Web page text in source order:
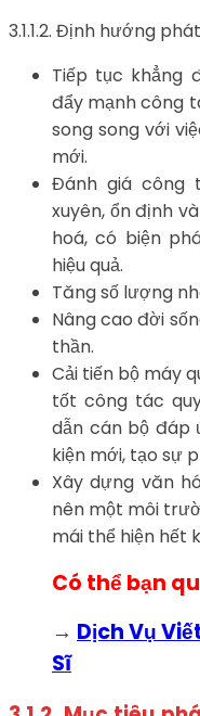
3.1.1.2. Định hướng
Tiếp tục khẳng
đẩy mạnh công
song song với
mới.
Đánh giá công
xuyên, ổn định
hoá, có biện
hiệu quả.
Tăng số lượng
Nâng cao đời
thần.
Cải tiến bộ máy
tốt công tác
dẫn cán bộ đáp
kiện mới, tạo sự
Xây dựng văn
nên một môi
mái thể hiện hết
Có thể bạn
→ Dịch Vụ
Sĩ